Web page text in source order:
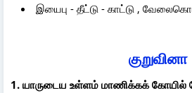
இயைபு - தீட்டு - காட்டு ,
குறுவினா
1. யாருடைய உள்ளம் மாணிக்கக் கோயில்